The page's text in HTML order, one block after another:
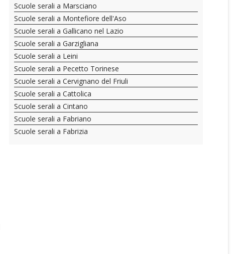
Scuole serali a Marsciano
Scuole serali a Montefiore dell'Aso
Scuole serali a Gallicano nel Lazio
Scuole serali a Garzigliana
Scuole serali a Leini
Scuole serali a Pecetto Torinese
Scuole serali a Cervignano del Friuli
Scuole serali a Cattolica
Scuole serali a Cintano
Scuole serali a Fabriano
Scuole serali a Fabrizia